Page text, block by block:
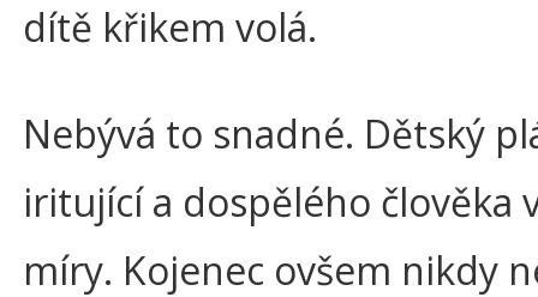
dítě křikem volá.
Nebývá to snadné. Dětský
iritující a dospělého člověka
míry. Kojenec ovšem nikdy